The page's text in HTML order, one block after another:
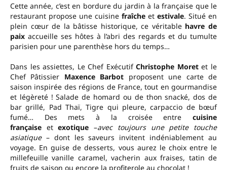
Cette année, c’est en bordure du jardin à la française que le
restaurant propose une cuisine fraîche et estivale. Situé en
plein cœur de la bâtisse historique, ce véritable havre de
paix accueille ses hôtes à l’abri des regards et du tumulte
parisien pour une parenthèse hors du temps…
Dans les assiettes, Le Chef ExécutifChristophe Moretet le
Chef Pâtissier Maxence Barbot proposent une carte de
saison inspirée des régions de France, tout en gourmandise
et légèreté ! Salade de homard ou de thon snacké, dos de
bar grillé, Pad Thaï, Tigre qui pleure, carpaccio de bœuf
fumé… Des mets à la croisée entre cuisine
française etexotique –avec toujours une petite touche
asiatique – dont les saveurs invitent indéniablement au
voyage. En guise de desserts, vous aurez le choix entre le
millefeuille vanille caramel, vacherin aux fraises, tatin de
fruits de saison ou encore la profiterole au chocolat !